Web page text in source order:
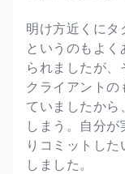
明け方近くに
というのもよ
られましたが
クライアントの
ていましたから
しまう。自分
りコミットし
しました。